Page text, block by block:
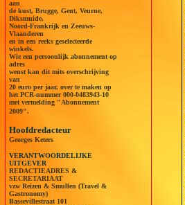
aan
de kust, Brugge, Gent, Veurne,
Diksmuide,
Noord-Frankrijk en Zeeuws-
Vlaanderen
en in een reeks geselecteerde
winkels.
Wie een persoonlijk abonnement op
adres
wenst kan dit mits overschrijving
van
20 euro per jaar, over te maken op
het PCR-nummer 000-0483943-10
met vermelding "Abonnement
2009".
Hoofdredacteur
Georges Keters
VERANTWOORDELIJKE
UITGEVER
REDACTIEADRES &
SECRETARIAAT
vzw Reizen & Smullen (Travel &
Gastronomy)
Bassevillestraat 101